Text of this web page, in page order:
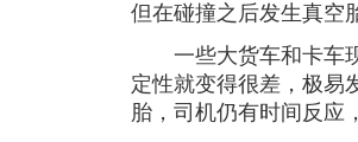
但在碰撞之后发生真空
一些大货车和卡车现
定性就变得很差，极易
胎，司机仍有时间反应